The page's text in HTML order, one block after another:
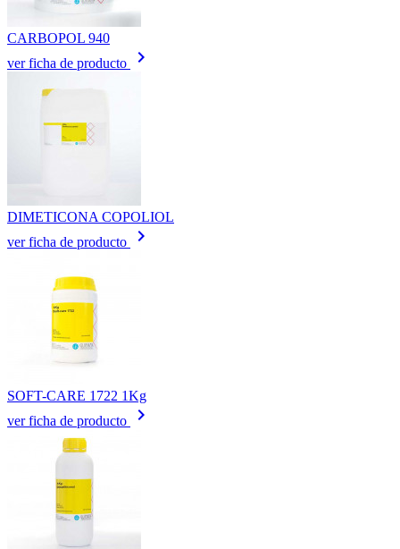
CARBOPOL 940
ver ficha de producto
keyboard_arrow_right
DIMETICONA COPOLIOL
ver ficha de producto
keyboard_arrow_right
SOFT-CARE 1722 1Kg
ver ficha de producto
keyboard_arrow_right